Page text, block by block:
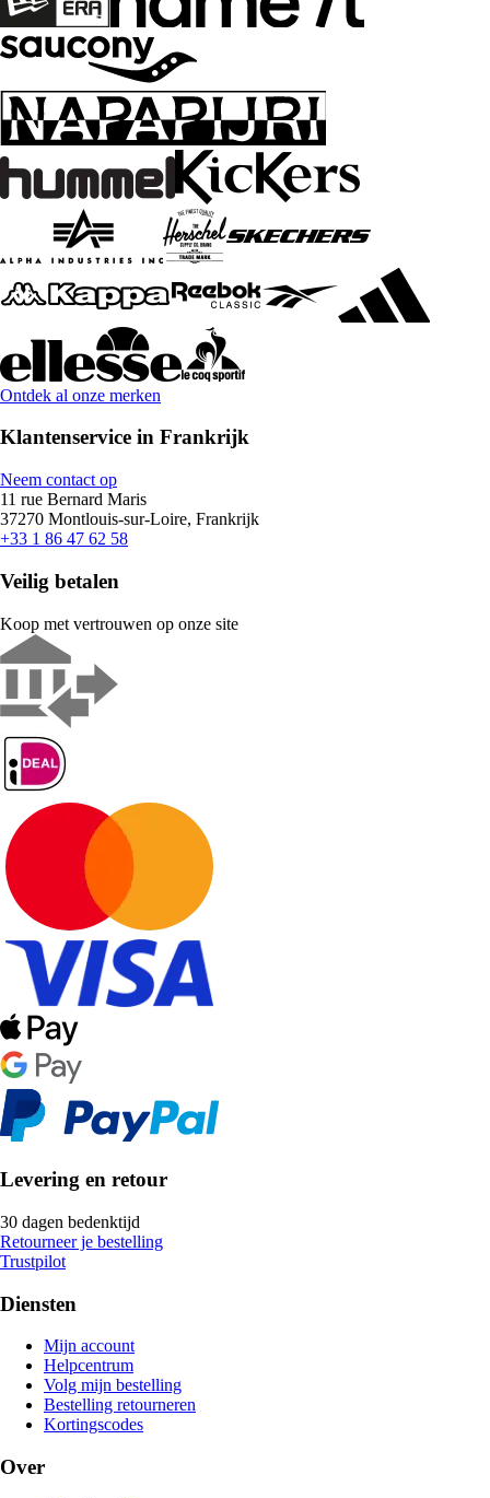
Ontdek al onze merken
Klantenservice in Frankrijk
Neem contact op
11 rue Bernard Maris
37270 Montlouis-sur-Loire, Frankrijk
+33 1 86 47 62 58
Veilig betalen
Koop met vertrouwen op onze site
Levering en retour
30 dagen bedenktijd
Retourneer je bestelling
Trustpilot
Diensten
Mijn account
Helpcentrum
Volg mijn bestelling
Bestelling retourneren
Kortingscodes
Over